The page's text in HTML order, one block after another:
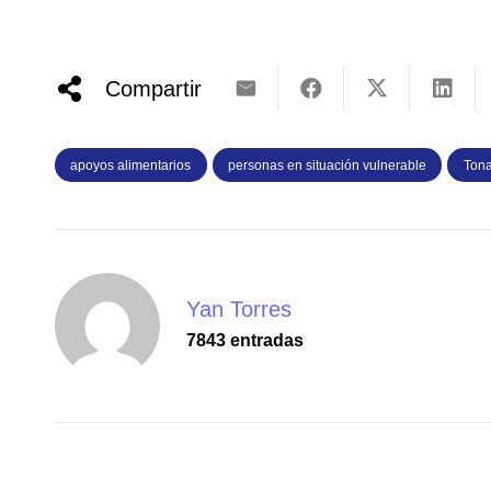
Compartir
apoyos alimentarios personas en situación vulnerable
Yan Torres
7843 entradas